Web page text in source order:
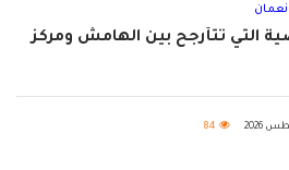
التي تتأرجح بين الهامش ومركز
84